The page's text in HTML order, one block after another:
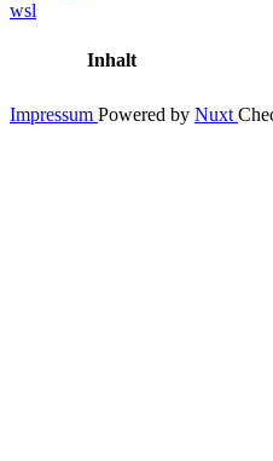
wsl
Inhalt
Impressum Powered by Nuxt